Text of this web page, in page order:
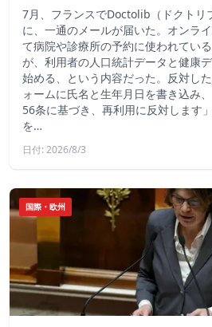
7月、フランスでDoctolib（ドクトリ
に、一通のメールが届いた。オンラ
て病院や診療所の予約に使われてい
が、利用者の人口統計データと健康
始める、という内容だった。反対し
ォームに氏名と生年月日を書き込み
56条に基づき、再利用に反対します
を…
日付: 2026/8/3
国際・欧州